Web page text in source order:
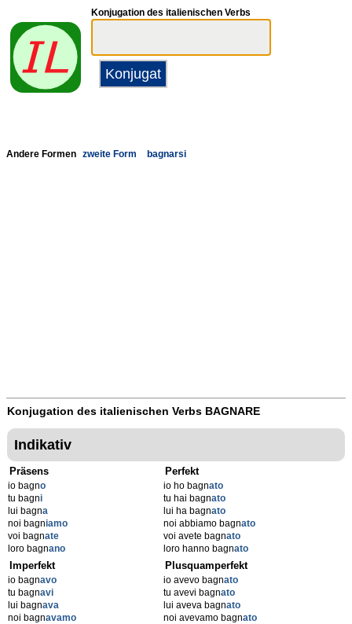
Konjugation des italienischen Verbs
Andere Formen zweite Form bagnarsi
Konjugation des italienischen Verbs BAGNARE
Indikativ
Präsens
io bagno
tu bagni
lui bagna
noi bagniamo
voi bagnate
loro bagnano
Perfekt
io ho bagnato
tu hai bagnato
lui ha bagnato
noi abbiamo bagnato
voi avete bagnato
loro hanno bagnato
Imperfekt
io bagnavo
tu bagnavi
lui bagnava
noi bagnavamo
Plusquamperfekt
io avevo bagnato
tu avevi bagnato
lui aveva bagnato
noi avevamo bagnato